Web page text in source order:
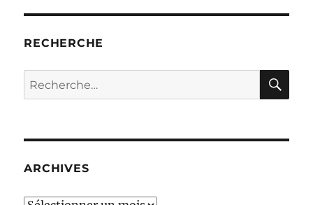
RECHERCHE
Recherche
pour :
ARCHIVES